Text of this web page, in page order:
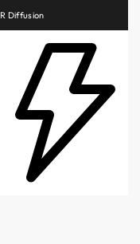
Diffusion
et du Home Cinéma